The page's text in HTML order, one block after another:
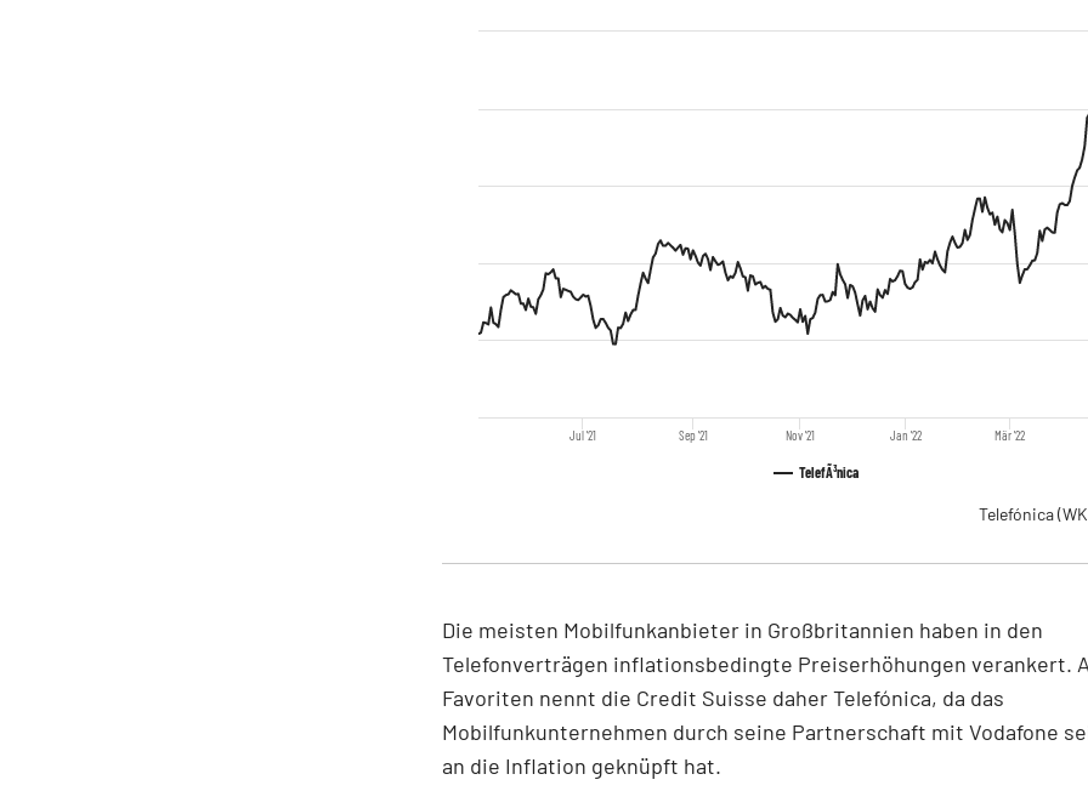
TelefÃ³nica
Jul '21 Sep '21 Nov '21 Jan '22 Mär '22
Telefónica
Die meisten Mobilfunkanbieter in Großbritannien haben in den
Telefonverträgen inflationsbedingte Preiserhöhungen verankert.
Favoriten nennt die Credit Suisse daher Telefónica, da das
Mobilfunkunternehmen durch seine Partnerschaft mit Vodafone
an die Inflation geknüpft hat.